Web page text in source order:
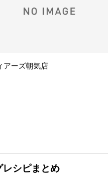
アーズ朝気店
レシピまとめ